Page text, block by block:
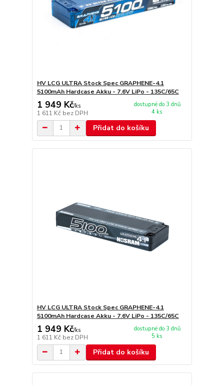
HV LCG ULTRA Stock Spec GRAPHENE-4.1
5100mAh Hardcase Akku - 7.6V LiPo - 135C/65C
1 949 Kč/ks
1 611 Kč bez DPH
dostupné do 3 dnů
4 ks
Přidat do košíku
HV LCG ULTRA Stock Spec GRAPHENE-4.1
5100mAh Hardcase Akku - 7.6V LiPo - 135C/65C
1 949 Kč/ks
1 611 Kč bez DPH
dostupné do 3 dnů
5 ks
Přidat do košíku